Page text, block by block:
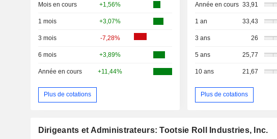
Mois en cours +1,56%
1 mois +3,07%
3 mois -7,28%
6 mois +3,89%
Année en cours +11,44%
Plus de cotations
Année en cours 33,91
1 an 33,43
3 ans 26
5 ans 25,77
10 ans 21,67
Plus de cotations
Dirigeants et Administrateurs: Tootsie Roll Industries, Inc.